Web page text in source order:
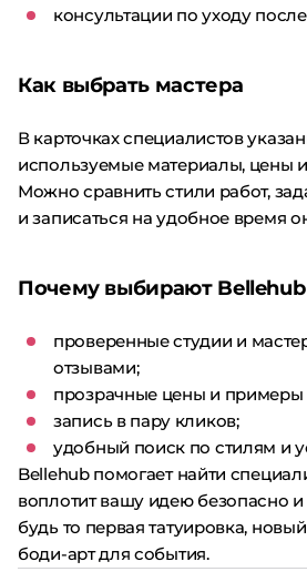
консультации по уходу
Как выбрать мастера
В карточках специалистов
используемые материалы, цены
Можно сравнить стили работ,
и записаться на удобное время
Почему выбирают Bellehub
проверенные студии и
отзывами;
прозрачные цены и примеры
запись в пару кликов;
удобный поиск по стилям и
Bellehub помогает найти
воплотит вашу идею безопасно
будь то первая татуировка,
боди-арт для события.